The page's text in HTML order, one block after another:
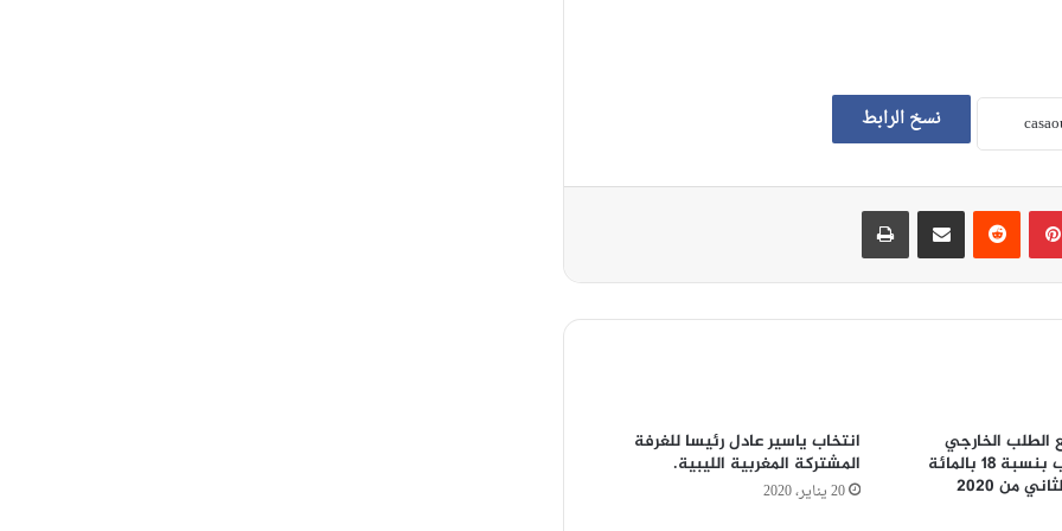
نسخ الرابط
بينتيريست
الطلب الخارجي
الموجه للمغرب بنسبة 18 بالمائة
من 2020
انتخاب ياسير عادل رئيسا للغرفة
المشتركة المغربية الليبية.
20 يناير، 2020